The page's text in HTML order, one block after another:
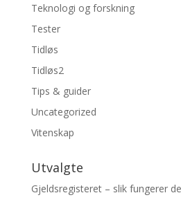
Teknologi og forskning
Tester
Tidløs
Tidløs2
Tips & guider
Uncategorized
Vitenskap
Utvalgte
Gjeldsregisteret – slik fungerer